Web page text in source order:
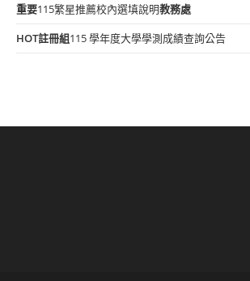
重要115繁星推薦校內選填說明教務處
HOT註冊組115 學年度大學學測成績查詢公告